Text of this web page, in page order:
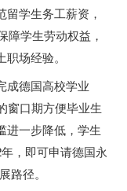
学生务工薪资，
障学生劳动权益，
职场经验。
成德国高校学业
窗口期方便毕业生
进一步降低，学生
，即可申请德国永
展路径。